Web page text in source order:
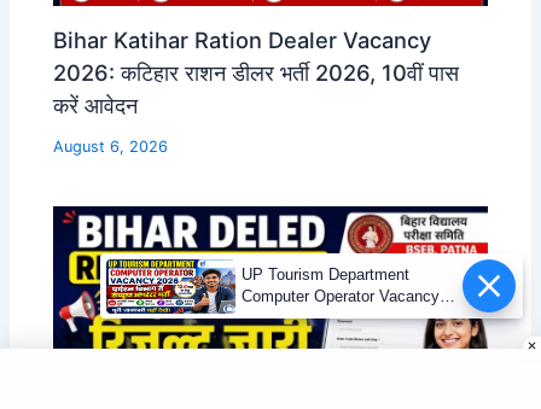
Bihar Katihar Ration Dealer Vacancy
2026: कटिहार राशन डीलर भर्ती 2026, 10वीं पास
करें आवेदन
August 6, 2026
UP Tourism Department
Computer Operator Vacancy
2026 | 12वीं पास भर्ती